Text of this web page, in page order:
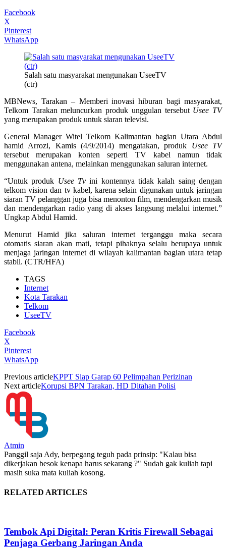
Facebook
X
Pinterest
WhatsApp
Salah satu masyarakat mengunakan UseeTV
(ctr)
MBNews, Tarakan – Memberi inovasi hiburan bagi masyarakat,
Telkom Tarakan meluncurkan produk unggulan tersebut Usee TV
yang merupakan produk untuk siaran televisi.
General Manager Witel Telkom Kalimantan bagian Utara Abdul
hamid Arrozi, Kamis (4/9/2014) mengatakan, produk Usee TV
tersebut merupakan konten seperti TV kabel namun tidak
menggunakan antena, melainkan menggunakan saluran internet.
“Untuk produk Usee Tv ini kontennya tidak kalah saing dengan
telkom vision dan tv kabel, karena selain digunakan untuk jaringan
siaran TV pelanggan juga bisa menonton film, mendengarkan musik
dan mendengarkan radio yang di akses langsung melalui internet.”
Ungkap Abdul Hamid.
Menurut Hamid jika saluran internet terganggu maka secara
otomatis siaran akan mati, tetapi pihaknya selalu berupaya untuk
menjaga jaringan internet di wilayah kalimantan bagian utara tetap
stabil. (CTR/HFA)
TAGS
Internet
Kota Tarakan
Telkom
UseeTV
Facebook
X
Pinterest
WhatsApp
Previous articleKPPT Siap Garap 60 Pelimpahan Perizinan
Next articleKorupsi BPN Tarakan, HD Ditahan Polisi
Atmin
Panggil saja Ady, berpegang teguh pada prinsip: "Kalau bisa
dikerjakan besok kenapa harus sekarang ?" Sudah gak kuliah tapi
masih suka mata kuliah kosong.
RELATED ARTICLES
Tembok Api Digital: Peran Kritis Firewall Sebagai
Penjaga Gerbang Jaringan Anda